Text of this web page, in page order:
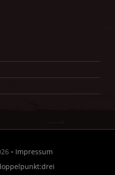
• Impressum